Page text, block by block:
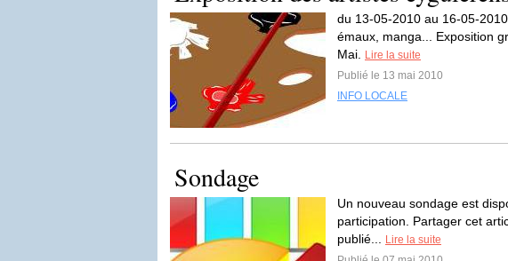
du 13-05-2010 au 16-05-
émaux, manga... Exposition
Mai.
Lire la suite
Publié le 13 mai 2010
INFO LOCALE
Sondage
Un nouveau sondage est
participation. Partager cet
publié...
Lire la suite